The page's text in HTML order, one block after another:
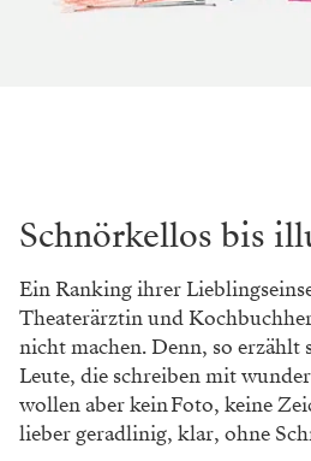
Schnörkellos bis
Ein Ranking ihrer
Theaterärztin und
nicht machen. Denn, so erzählt
Leute, die schreiben mit
wollen aber kein Foto, keine
lieber geradlinig, klar, ohne